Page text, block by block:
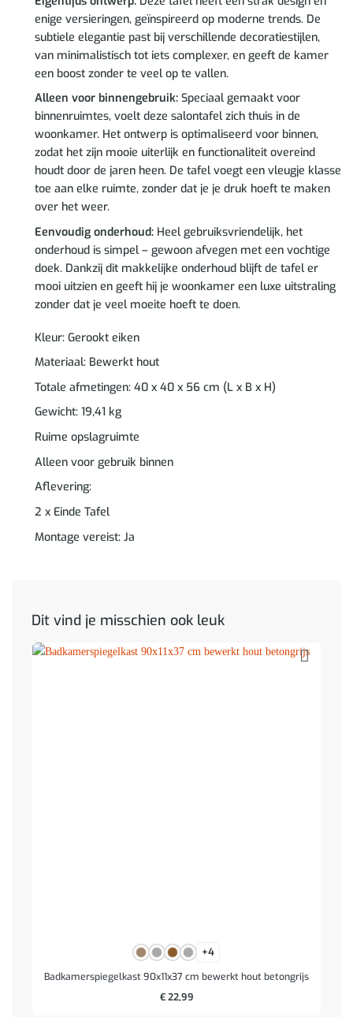
enige versieringen, geïnspireerd op moderne trends. De
subtiele elegantie past bij verschillende decoratiestijlen,
van minimalistisch tot iets complexer, en geeft de kamer
een boost zonder te veel op te vallen.
Alleen voor binnengebruik:Speciaal gemaakt voor
binnenruimtes, voelt deze salontafel zich thuis in de
woonkamer. Het ontwerp is optimaliseerd voor binnen,
zodat het zijn mooie uiterlijk en functionaliteit overeind
houdt door de jaren heen. De tafel voegt een vleugje klasse
toe aan elke ruimte, zonder dat je je druk hoeft te maken
over het weer.
Eenvoudig onderhoud:Heel gebruiksvriendelijk, het
onderhoud is simpel – gewoon afvegen met een vochtige
doek. Dankzij dit makkelijke onderhoud blijft de tafel er
mooi uitzien en geeft hij je woonkamer een luxe uitstraling
zonder dat je veel moeite hoeft te doen.
Kleur: Gerookt eiken
Materiaal: Bewerkt hout
Totale afmetingen: 40 x 40 x 56 cm (L x B x H)
Gewicht: 19,41 kg
Ruime opslagruimte
Alleen voor gebruik binnen
Aflevering:
2 x Einde Tafel
Montage vereist: Ja
Dit vind je misschien ook leuk
+4
Badkamerspiegelkast 90x11x37 cm bewerkt hout betongrijs
€22,99